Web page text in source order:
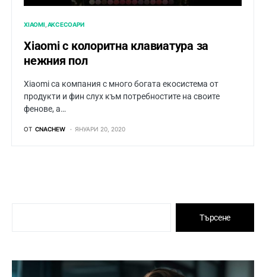
XIAOMI АКСЕСОАРИ
Xiaomi с колоритна клавиатура за
нежния пол
Xiaomi са компания с много богата екосистема от
продукти и фин слух към потребностите на своите
фенове, а…
ОТ CNACHEW ЯНУАРИ 20, 2020
Търсене